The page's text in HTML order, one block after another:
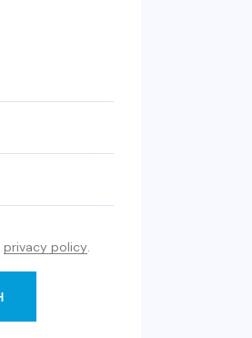
privacy policy.